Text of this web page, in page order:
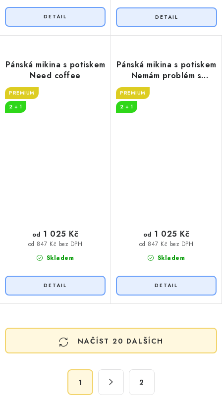
Pánská mikina s potiskem
Need coffee
PREMIUM
2 + 1
Skladem
od 847 Kč bez DPH
od 1 025 Kč
Pánská mikina s potiskem
Nemám problém s
alkoholem
PREMIUM
2 + 1
Skladem
od 847 Kč bez DPH
od 1 025 Kč
O
v
NAČÍST 20 DALŠÍCH
1 2